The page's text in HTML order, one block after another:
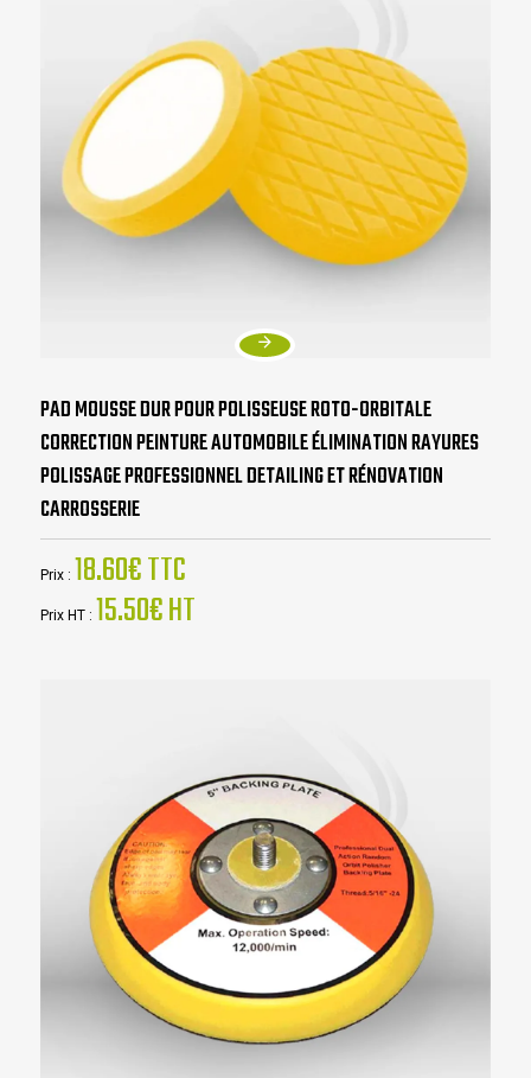
PAD MOUSSE DUR POUR POLISSEUSE ROTO-ORBITALE
CORRECTION PEINTURE AUTOMOBILE ÉLIMINATION RAYURES
POLISSAGE PROFESSIONNEL DETAILING ET RÉNOVATION
CARROSSERIE
Prix : 18.60€ TTC
Prix HT : 15.50€ HT